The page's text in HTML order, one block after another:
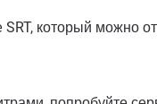
который можно